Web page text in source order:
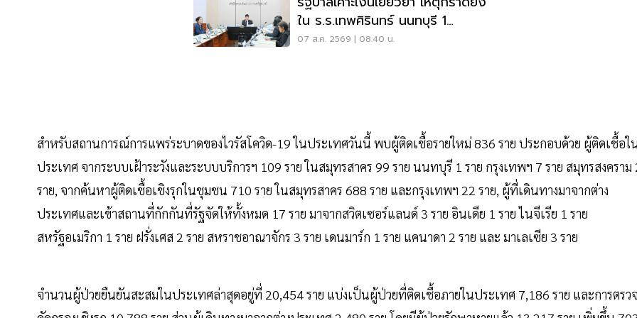
ใน ร.ร.เทพศิรินทร์ นนทบุรี 1
แสน-1ล้าน
07 ส.ค. 2569 | 08:40 น.
สำหรับสถานการณ์การแพร่ระบาดของไวรัสโควิด-19 ในประเทศวันนี้ พบผู้ติดเชื้อรายใหม่ 836 ราย ประกอบด้วย ผู้ติดเชื้อใ
ประเทศ จากระบบเฝ้าระวังและระบบบริการฯ 109 ราย ในสมุทรสาคร 99 ราย นนทบุรี 1 ราย กรุงเทพฯ 7 ราย สมุทรสงคราม
ราย, จากค้นหาผู้ติดเชื้อเชิงรุกในชุมชน 710 ราย ในสมุทรสาคร 688 ราย และกรุงเทพฯ 22 ราย, ผู้ที่เดินทางมาจากต่าง
ประเทศและเข้าสถานที่กักกันที่รัฐจัดให้ทั้งหมด 17 ราย มาจากสวิตเซอร์แลนด์ 3 ราย อินเดีย 1 ราย ไนจีเรีย 1 ราย
สหรัฐอเมริกา 1 ราย ฝรั่งเศส 2 ราย สหราชอาณาจักร 3 ราย เดนมาร์ก 1 ราย แคนาดา 2 ราย และ มาเลเซีย 3 ราย
จำนวนผู้ป่วยยืนยันสะสมในประเทศล่าสุดอยู่ที่ 20,454 ราย แบ่งเป็นผู้ป่วยที่ติดเชื้อภายในประเทศ 7,186 ราย และการตรวจ